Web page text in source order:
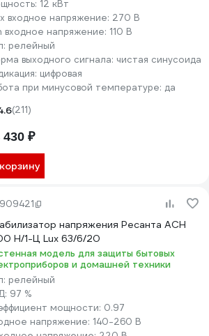
12 кВт
входное напряжение: 270 В
входное напряжение: 110 В
релейный
выходного сигнала: чистая синусоида
цифровая
при минусовой температуре: да
(211)
430 ₽
напряжения Ресанта АСН
Н/1-Ц Lux 63/6/20
модель для защиты бытовых
и домашней техники
релейный
97 %
мощности: 0.97
напряжение: 140-260 В